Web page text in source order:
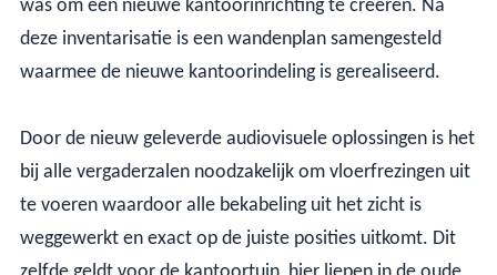
was om een nieuwe kantoorinrichting te creëren. Na
deze inventarisatie is een wandenplan samengesteld
waarmee de nieuwe kantoorindeling is gerealiseerd.
Door de nieuw geleverde audiovisuele oplossingen is het
bij alle vergaderzalen noodzakelijk om vloerfrezingen uit
te voeren waardoor alle bekabeling uit het zicht is
weggewerkt en exact op de juiste posities uitkomt. Dit